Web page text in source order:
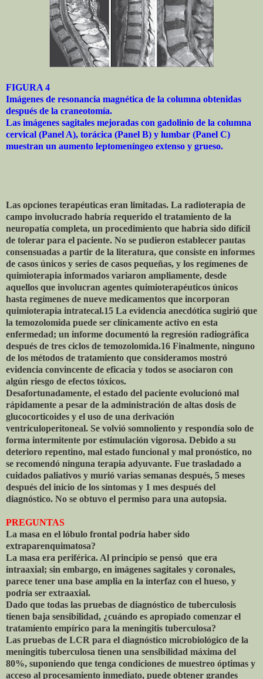
FIGURA 4
Imágenes de resonancia magnética de la columna obtenidas
después de la craneotomía.
Las imágenes sagitales mejoradas con gadolinio de la columna
cervical (Panel A), torácica (Panel B) y lumbar (Panel C)
muestran un aumento leptomeníngeo extenso y grueso.
Las opciones terapéuticas eran limitadas. La radioterapia de
campo involucrado habría requerido el tratamiento de la
neuropatía completa, un procedimiento que habría sido difícil
de tolerar para el paciente. No se pudieron establecer pautas
consensuadas a partir de la literatura, que consiste en informes
de casos únicos y series de casos pequeñas, y los regímenes de
quimioterapia informados variaron ampliamente, desde
aquellos que involucran agentes quimioterapéuticos únicos
hasta regímenes de nueve medicamentos que incorporan
quimioterapia intratecal.15 La evidencia anecdótica sugirió que
la temozolomida puede ser clínicamente activo en esta
enfermedad; un informe documentó la regresión radiográfica
después de tres ciclos de temozolomida.16 Finalmente, ninguno
de los métodos de tratamiento que consideramos mostró
evidencia convincente de eficacia y todos se asociaron con
algún riesgo de efectos tóxicos.
Desafortunadamente, el estado del paciente evolucionó mal
rápidamente a pesar de la administración de altas dosis de
glucocorticoides y el uso de una derivación
ventriculoperitoneal. Se volvió somnoliento y respondía solo de
forma intermitente por estimulación vigorosa. Debido a su
deterioro repentino, mal estado funcional y mal pronóstico, no
se recomendó ninguna terapia adyuvante. Fue trasladado a
cuidados paliativos y murió varias semanas después, 5 meses
después del inicio de los síntomas y 1 mes después del
diagnóstico. No se obtuvo el permiso para una autopsia.
PREGUNTAS
La masa en el lóbulo frontal podría haber sido
extraparenquimatosa?
La masa era periférica. Al principio se pensó que era
intraaxial; sin embargo, en imágenes sagitales y coronales,
parece tener una base amplia en la interfaz con el hueso, y
podría ser extraaxial.
Dado que todas las pruebas de diagnóstico de tuberculosis
tienen baja sensibilidad, ¿cuándo es apropiado comenzar el
tratamiento empírico para la meningitis tuberculosa?
Las pruebas de LCR para el diagnóstico microbiológico de la
meningitis tuberculosa tienen una sensibilidad máxima del
80%, suponiendo que tenga condiciones de muestreo óptimas y
acceso al procesamiento inmediato, puede obtener grandes